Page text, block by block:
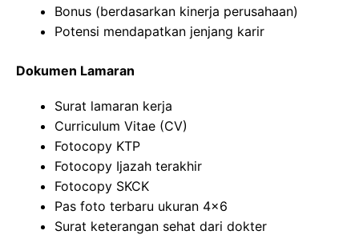
Bonus (berdasarkan kinerja perusahaan)
Potensi mendapatkan jenjang karir
Dokumen Lamaran
Surat lamaran kerja
Curriculum Vitae (CV)
Fotocopy KTP
Fotocopy Ijazah terakhir
Fotocopy SKCK
Pas foto terbaru ukuran 4×6
Surat keterangan sehat dari dokter